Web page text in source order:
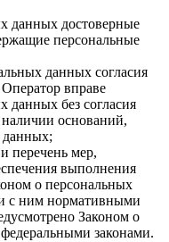
данных достоверные
персональные
данных согласия
вправе
данных без согласия
оснований,
данных;
перечень мер,
выполнения
о персональных
с ним нормативными
Законом о
законами.